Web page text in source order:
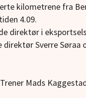
kilometrene fra
4.09.
direktør i
Sverre Søraa
Mads